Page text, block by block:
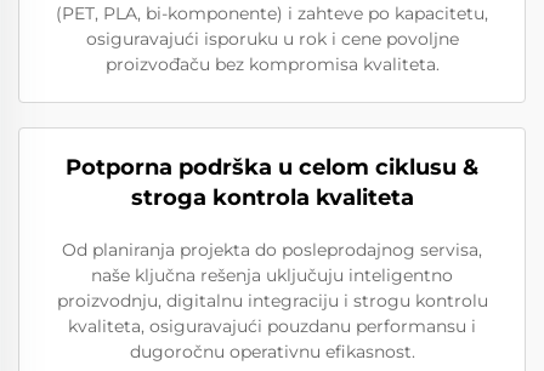
(PET, PLA, bi-komponente) i zahteve po kapacitetu,
osiguravajući isporuku u rok i cene povoljne
proizvođaču bez kompromisa kvaliteta.
Potporna podrška u celom ciklusu &
stroga kontrola kvaliteta
Od planiranja projekta do posleprodajnog servisa,
naše ključna rešenja uključuju inteligentno
proizvodnju, digitalnu integraciju i strogu kontrolu
kvaliteta, osiguravajući pouzdanu performansu i
dugoročnu operativnu efikasnost.